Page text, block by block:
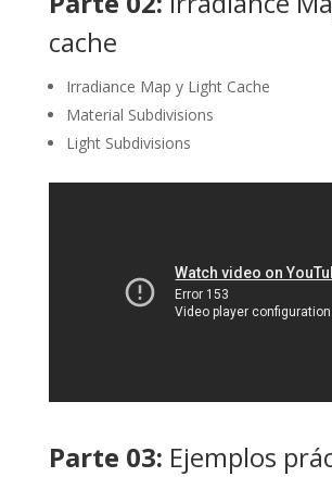
cache
Irradiance Map y Light Cache
Material Subdivisions
Light Subdivisions
Parte 03: Ejemplos